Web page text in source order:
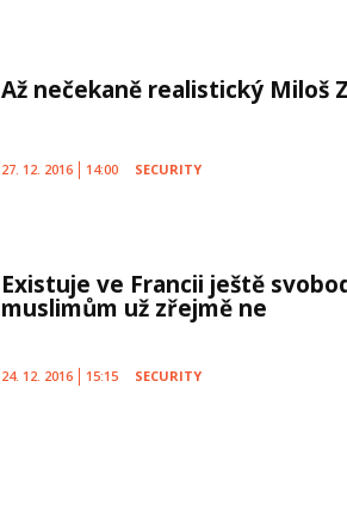
Až nečekaně realistický Miloš
27. 12. 2016 14:00 SECURITY
Existuje ve Francii ještě
muslimům už zřejmě ne
24. 12. 2016 15:15 SECURITY